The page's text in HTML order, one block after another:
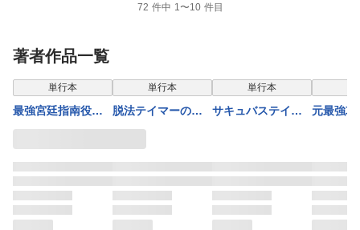
72 件中 1〜10 件目
著者作品一覧
単行本
最強宮廷指南役の
おっさん、追放さ
る～幻となった種
族の美少女たちを
育てて辺境を開拓
単行本
脱法テイマーの成
り上がり冒険譚〜S
者が俺の獣魔にな
っテイマす〜 THE
COMIC 8
表示制限中
単行本
サキュバステイマ
く最強のサキュバ
スとはじめる魔族
領開拓（コミッ
元最強
う～コー
をしてき
人気アイ